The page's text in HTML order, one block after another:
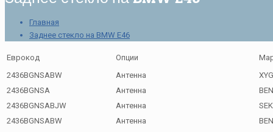
Главная
Заднее стекло на BMW E46
Еврокод Опции
2436BGNSABW
Антенна
XYG
2436BGNSA
Антенна
2436BGNSABJW
Антенна
2436BGNSABW
Антенна